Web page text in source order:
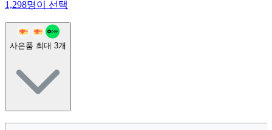
1,298명이 선택
사은품 최대 3개